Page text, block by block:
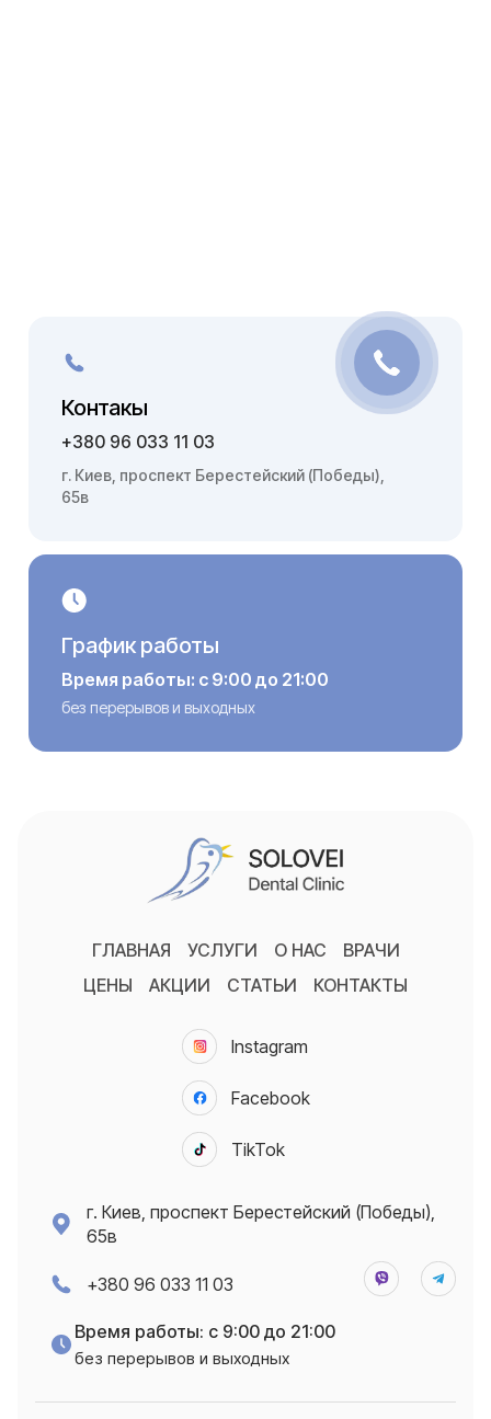
Контакы
+380 96 033 11 03
г. Киев, проспект Берестейский (Победы),
65в
График работы
Время работы: с 9:00 до 21:00
без перерывов и выходных
ГЛАВНАЯ УСЛУГИ О НАС
ВРАЧИ
ЦЕНЫ
АКЦИИ СТАТЬИ КОНТАКТЫ
Instagram
Facebook
TikTok
г. Киев, проспект Берестейский (Победы),
65в
+380 96 033 11 03
Время работы: с 9:00 до 21:00
без перерывов и выходных